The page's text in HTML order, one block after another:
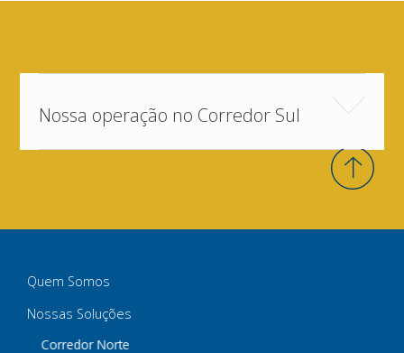
Nossa operação no Corredor Sul
Quem Somos
Nossas Soluções
Corredor Norte